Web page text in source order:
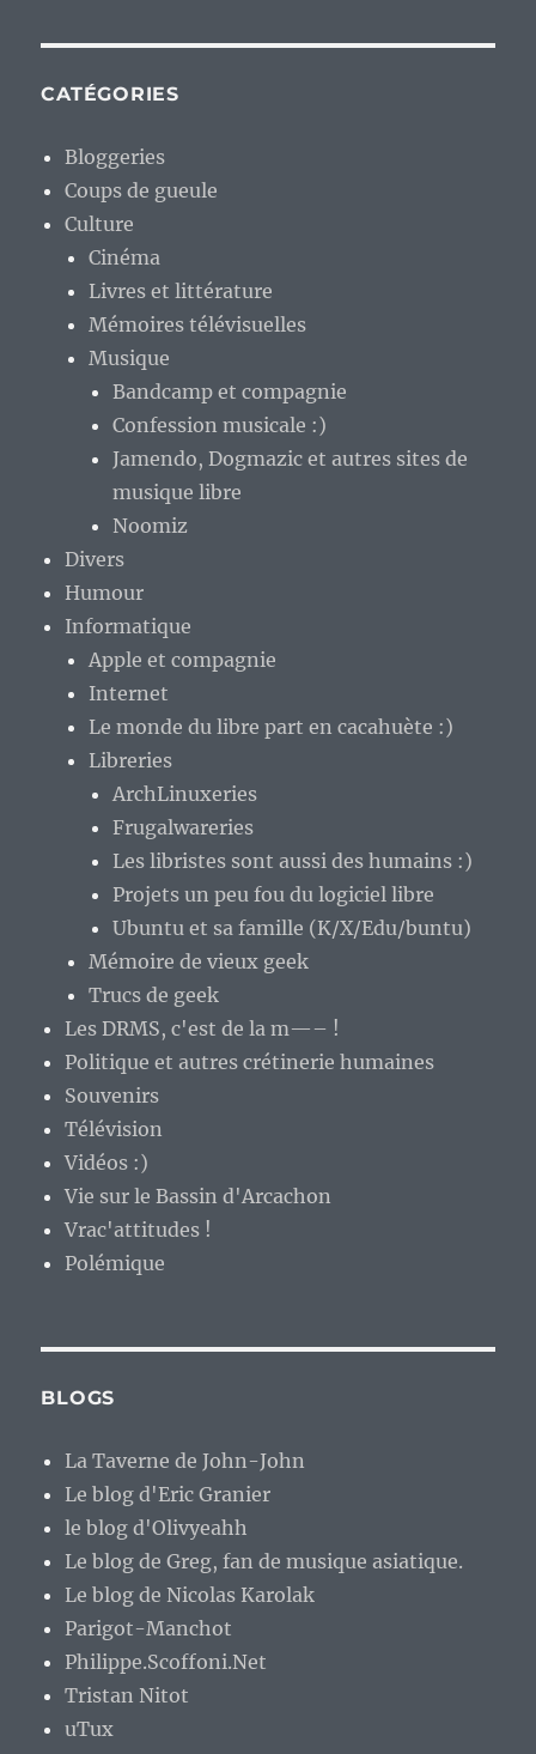
CATÉGORIES
Bloggeries
Coups de gueule
Culture
Cinéma
Livres et littérature
Mémoires télévisuelles
Musique
Bandcamp et compagnie
Confession musicale :)
Jamendo, Dogmazic et autres sites de
musique libre
Noomiz
Divers
Humour
Informatique
Apple et compagnie
Internet
Le monde du libre part en cacahuète :)
Libreries
ArchLinuxeries
Frugalwareries
Les libristes sont aussi des humains :)
Projets un peu fou du logiciel libre
Ubuntu et sa famille (K/X/Edu/buntu)
Mémoire de vieux geek
Trucs de geek
Les DRMS, c'est de la m—– !
Politique et autres crétinerie humaines
Souvenirs
Télévision
Vidéos :)
Vie sur le Bassin d'Arcachon
Vrac'attitudes !
Polémique
BLOGS
La Taverne de John-John
Le blog d'Eric Granier
le blog d'Olivyeahh
Le blog de Greg, fan de musique asiatique.
Le blog de Nicolas Karolak
Parigot-Manchot
Philippe.Scoffoni.Net
Tristan Nitot
uTux